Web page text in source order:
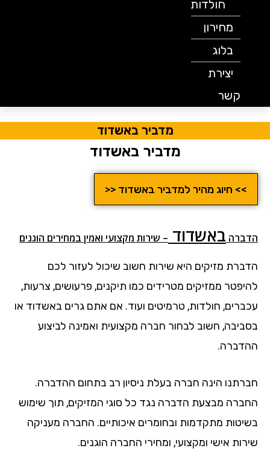
חולדות
מחירון
בלוג
יצירת
קשר
מדביר באשדוד
מדביר באשדוד
>> חיוג מהיר למדביר באשדוד <<
הדברה באשדוד – שירות מקצועי ואמין במחירים הוגנים
הדברת מזיקים היא שירות חשוב שיכול לעזור לכם
להיפטר ממזיקים מטרידים כמו תיקנים, פרעושים, צרעות,
עכברים, חולדות, טרמיטים ועוד. אם אתם גרים באשדוד או
בסביבה, חשוב לבחור חברה מקצועית ואמינה לביצוע
ההדברה.
חברתנו הינה חברה בעלת ניסיון רב בתחום ההדברה.
החברה מבצעת הדברה נגד כל סוגי המזיקים, תוך שימוש
בשיטות מתקדמות ובחומרים איכותיים. החברה מעניקה
שירות אישי ומקצועי, ומחירי החברה הוגנים.